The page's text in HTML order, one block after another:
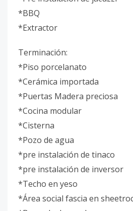
*BBQ
*Extractor
Terminación:
*Piso porcelanato
*Cerámica importada
*Puertas Madera preciosa
*Cocina modular
*Cisterna
*Pozo de agua
*pre instalación de tinaco
*pre instalación de inversor
*Techo en yeso
*Área social fascia en